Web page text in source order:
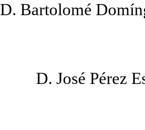
D. Bartolomé
D. José Pérez